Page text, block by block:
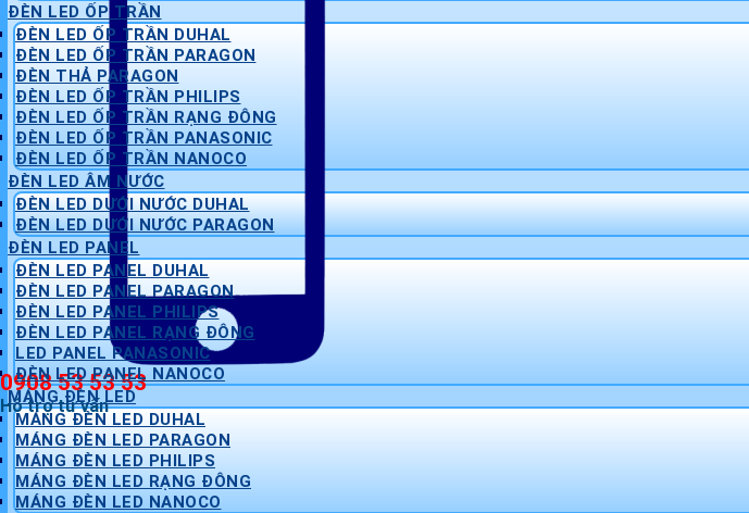
0908 53 53 53
Hỗ trợ tư vấn
ĐÈN LED ỐP TRẦN
ĐÈN LED ỐP TRẦN DUHAL
ĐÈN LED ỐP TRẦN PARAGON
ĐÈN THẢ PARAGON
ĐÈN LED ỐP TRẦN PHILIPS
ĐÈN LED ỐP TRẦN RẠNG ĐÔNG
ĐÈN LED ỐP TRẦN PANASONIC
ĐÈN LED ỐP TRẦN NANOCO
ĐÈN LED ÂM NƯỚC
ĐÈN LED DƯỚI NƯỚC DUHAL
ĐÈN LED DƯỚI NƯỚC PARAGON
ĐÈN LED PANEL
ĐÈN LED PANEL DUHAL
ĐÈN LED PANEL PARAGON
ĐÈN LED PANEL PHILIPS
ĐÈN LED PANEL RẠNG ĐÔNG
LED PANEL PANASONIC
ĐÈN LED PANEL NANOCO
MÁNG ĐÈN LED
MÁNG ĐÈN LED DUHAL
MÁNG ĐÈN LED PARAGON
MÁNG ĐÈN LED PHILIPS
MÁNG ĐÈN LED RẠNG ĐÔNG
MÁNG ĐÈN LED NANOCO